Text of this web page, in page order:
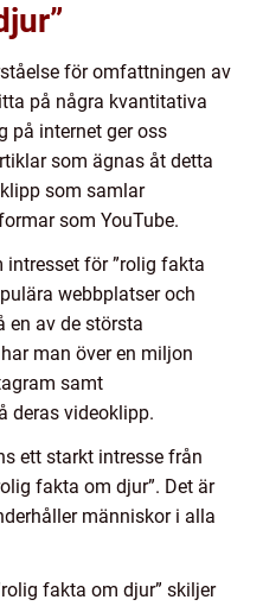
för omfattningen av
på några kvantitativa
på internet ger oss
som ägnas åt detta
som samlar
som YouTube.
intresset för ”rolig fakta
webbplatser och
en av de största
man över en miljon
samt
deras videoklipp.
ett starkt intresse från
fakta om djur”. Det är
människor i alla
fakta om djur” skiljer